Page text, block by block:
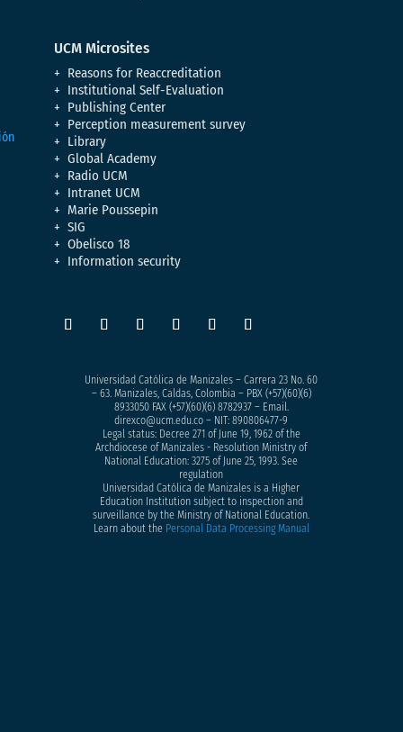
UCM Microsites
Reasons for Reaccreditation
Institutional Self-Evaluation
Publishing Center
Perception measurement survey
Library
Global Academy
Radio UCM
Intranet UCM
Marie Poussepin
SIG
Obelisco 18
Information security
Universidad Católica de Manizales – Carrera 23 No. 60
– 63. Manizales, Caldas, Colombia – PBX (+57)(60)(6)
8933050FAX (+57)(60)(6) 8782937 – Email.
direxco@ucm.edu.co – NIT: 890806477-9
Legal status: Decree 271 of June 19, 1962 of the
Archdiocese of Manizales - Resolution Ministry of
National Education: 3275 of June 25, 1993. See
regulation
Universidad Católica de Manizales is a Higher
Education Institution subject to inspection and
surveillance by the Ministry of National Education.
Learn about the Personal Data Processing Manual